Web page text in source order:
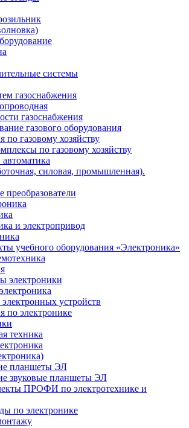
системы
газоснабжения
газоснабжения
газового оборудования
по газовому хозяйству
по газовому хозяйству
силовая, промышленная).
и электропривод
учебного оборудования «Электроника»
электроники
устройств
по электронике
техника
планшеты ЭЛ
звуковые планшеты ЭЛ
ПРОФИ по электротехнике и
по электронике